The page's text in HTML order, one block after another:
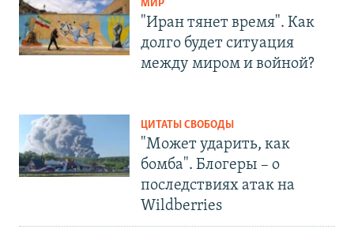
МИР
"Иран тянет время". Как
долго будет ситуация
между миром и войной?
ЦИТАТЫ СВОБОДЫ
"Может ударить, как
бомба". Блогеры – о
последствиях атак на
Wildberries